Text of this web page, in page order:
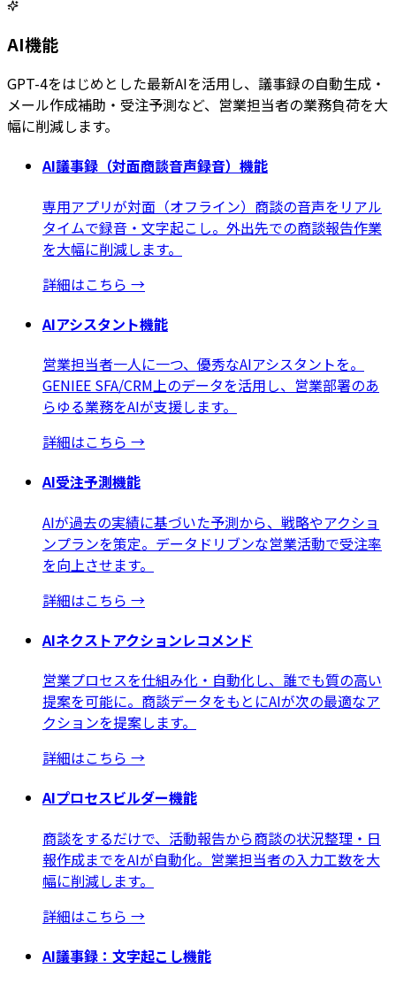
AI機能
GPT-4をはじめとした最新AIを活用し、議事録の自動生成・
メール作成補助・受注予測など、営業担当者の業務負荷を大
幅に削減します。
AI議事録（対面商談音声録音）機能
専用アプリが対面（オフライン）商談の音声をリアル
タイムで録音・文字起こし。外出先での商談報告作業
を大幅に削減します。
詳細はこちら →
AIアシスタント機能
営業担当者一人に一つ、優秀なAIアシスタントを。
GENIEE SFA/CRM上のデータを活用し、営業部署のあ
らゆる業務をAIが支援します。
詳細はこちら →
AI受注予測機能
AIが過去の実績に基づいた予測から、戦略やアクショ
ンプランを策定。データドリブンな営業活動で受注率
を向上させます。
詳細はこちら →
AIネクストアクションレコメンド
営業プロセスを仕組み化・自動化し、誰でも質の高い
提案を可能に。商談データをもとにAIが次の最適なア
クションを提案します。
詳細はこちら →
AIプロセスビルダー機能
商談をするだけで、活動報告から商談の状況整理・日
報作成までをAIが自動化。営業担当者の入力工数を大
幅に削減します。
詳細はこちら →
AI議事録：文字起こし機能